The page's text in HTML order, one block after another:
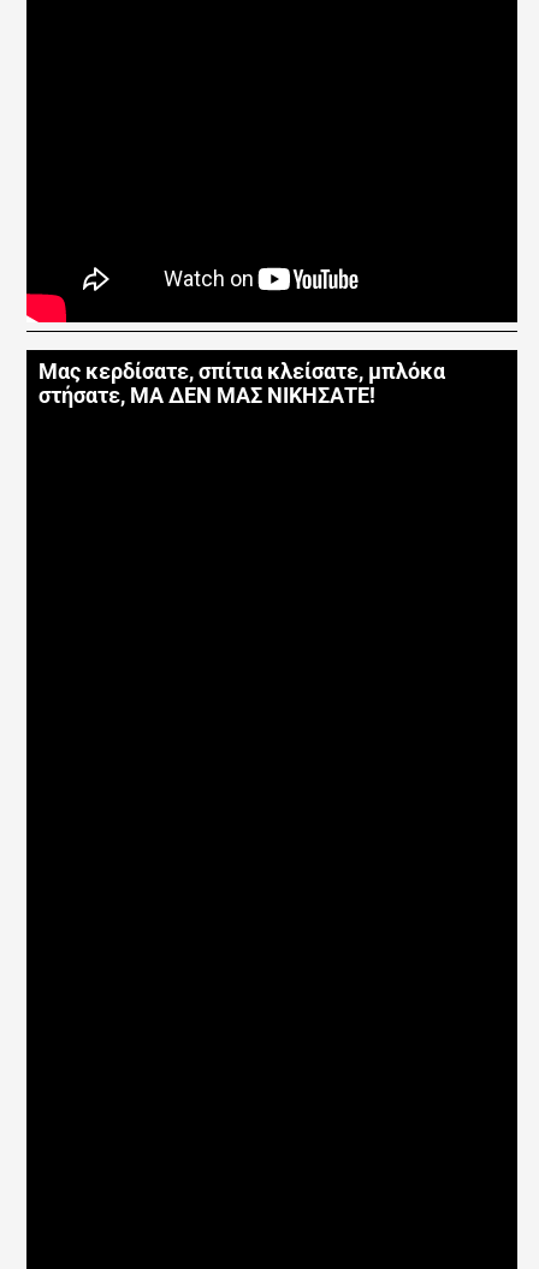
Μας κερδίσατε, σπίτια κλείσατε, μπλόκα
στήσατε, ΜΑ ΔΕΝ ΜΑΣ ΝΙΚΗΣΑΤΕ!